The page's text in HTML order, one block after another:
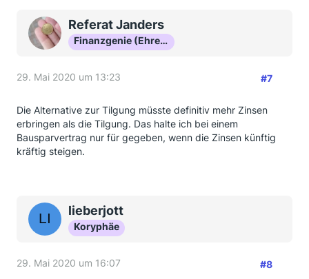
Referat Janders
Finanzgenie (Ehrenmitglied)
29. Mai 2020 um 13:23 #7
Die Alternative zur Tilgung müsste definitiv mehr Zinsen
erbringen als die Tilgung. Das halte ich bei einem
Bausparvertrag nur für gegeben, wenn die Zinsen künftig
kräftig steigen.
lieberjott
Koryphäe
29. Mai 2020 um 16:07 #8